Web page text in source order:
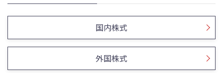
国内株式
外国株式